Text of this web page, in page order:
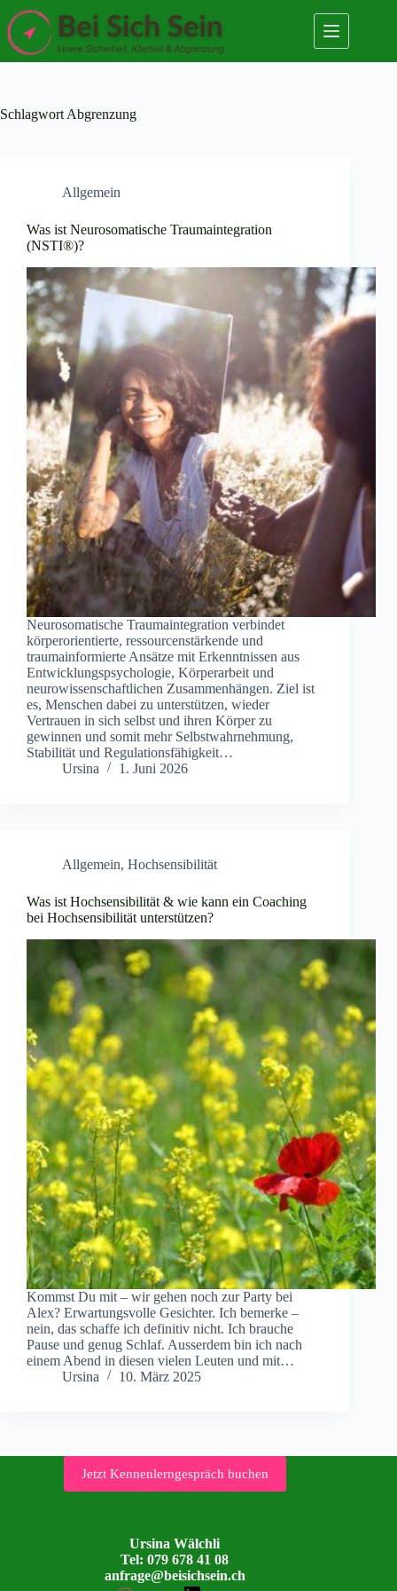
Zum
Inhalt
springen
Schlagwort Abgrenzung
Allgemein
Was ist Neurosomatische Traumaintegration
(NSTI®)?
Neurosomatische Traumaintegration verbindet
körperorientierte, ressourcenstärkende und
traumainformierte Ansätze mit Erkenntnissen aus
Entwicklungspsychologie, Körperarbeit und
neurowissenschaftlichen Zusammenhängen. Ziel ist
es, Menschen dabei zu unterstützen, wieder
Vertrauen in sich selbst und ihren Körper zu
gewinnen und somit mehr Selbstwahrnehmung,
Stabilität und Regulationsfähigkeit…
Ursina
1. Juni 2026
Allgemein, Hochsensibilität
Was ist Hochsensibilität & wie kann ein Coaching
bei Hochsensibilität unterstützen?
Kommst Du mit – wir gehen noch zur Party bei
Alex? Erwartungsvolle Gesichter. Ich bemerke –
nein, das schaffe ich definitiv nicht. Ich brauche
Pause und genug Schlaf. Ausserdem bin ich nach
einem Abend in diesen vielen Leuten und mit…
Ursina
10. März 2025
Jetzt Kennenlerngespräch buchen
Ursina Wälchli
Tel: 079 678 41 08
anfrage@beisichsein.ch